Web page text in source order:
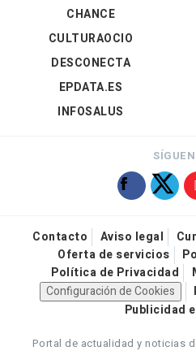
CHANCE
CULTURAOCIO
DESCONECTA
EPDATA.ES
INFOSALUS
Contacto Aviso legal
Oferta de servicios
Política de Privacidad
Configuración de Cookies
Publicidad
Portal de actualidad y noticias